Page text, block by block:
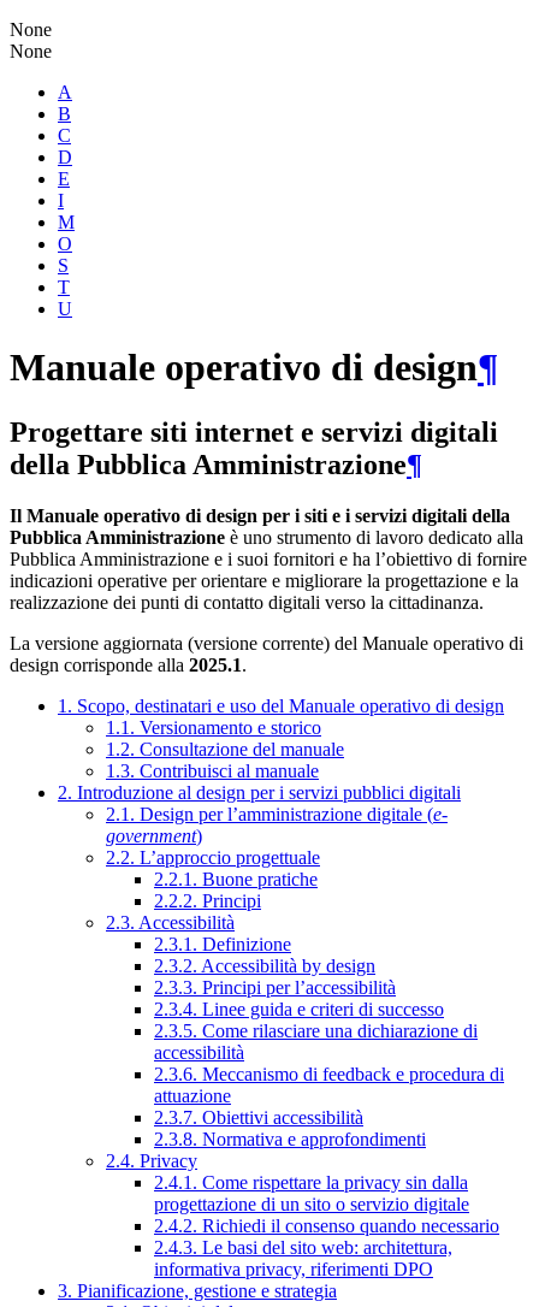
None
None
A
B
C
D
E
I
M
O
S
T
U
Manuale operativo di design¶
Progettare siti internet e servizi digitali
della Pubblica Amministrazione¶
Il Manuale operativo di design per i siti e i servizi digitali della
Pubblica Amministrazione è uno strumento di lavoro dedicato alla
Pubblica Amministrazione e i suoi fornitori e ha l’obiettivo di fornire
indicazioni operative per orientare e migliorare la progettazione e la
realizzazione dei punti di contatto digitali verso la cittadinanza.
La versione aggiornata (versione corrente) del Manuale operativo di
design corrisponde alla 2025.1.
1. Scopo, destinatari e uso del Manuale operativo di design
1.1. Versionamento e storico
1.2. Consultazione del manuale
1.3. Contribuisci al manuale
2. Introduzione al design per i servizi pubblici digitali
2.1. Design per l’amministrazione digitale (e-
government)
2.2. L’approccio progettuale
2.2.1. Buone pratiche
2.2.2. Principi
2.3. Accessibilità
2.3.1. Definizione
2.3.2. Accessibilità by design
2.3.3. Principi per l’accessibilità
2.3.4. Linee guida e criteri di successo
2.3.5. Come rilasciare una dichiarazione di
accessibilità
2.3.6. Meccanismo di feedback e procedura di
attuazione
2.3.7. Obiettivi accessibilità
2.3.8. Normativa e approfondimenti
2.4. Privacy
2.4.1. Come rispettare la privacy sin dalla
progettazione di un sito o servizio digitale
2.4.2. Richiedi il consenso quando necessario
2.4.3. Le basi del sito web: architettura,
informativa privacy, riferimenti DPO
3. Pianificazione, gestione e strategia